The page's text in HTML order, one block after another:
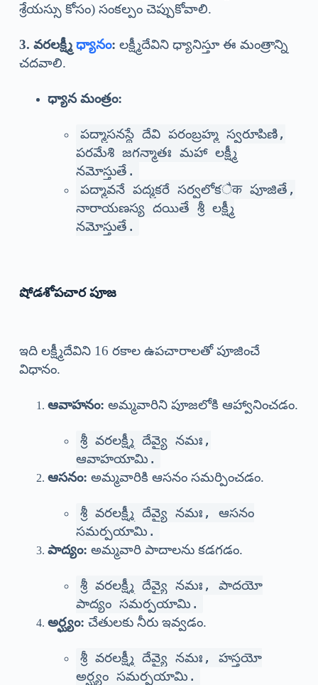
శ్రేయస్సు కోసం) సంకల్పం చెప్పుకోవాలి.
3. వరలక్ష్మీ ధ్యానం: లక్ష్మీదేవిని ధ్యానిస్తూ ఈ మంత్రాన్ని
చదవాలి.
ధ్యాన మంత్రం:
పద్మాసనస్థే దేవి పరంబ్రహ్మ స్వరూపిణి,
పరమేశి జగన్మాతః మహా లక్ష్మీ
నమోస్తుతే.
పద్మావనే పద్మకరే సర్వలోకैक పూజితే,
నారాయణస్య దయితే శ్రీ లక్ష్మీ
నమోస్తుతే.
షోడశోపచార పూజ
ఇది లక్ష్మీదేవిని 16 రకాల ఉపచారాలతో పూజించే
విధానం.
ఆవాహనం: అమ్మవారిని పూజలోకి ఆహ్వానించడం.
శ్రీ వరలక్ష్మీ దేవ్యై నమః,
ఆవాహయామి.
ఆసనం: అమ్మవారికి ఆసనం సమర్పించడం.
శ్రీ వరలక్ష్మీ దేవ్యై నమః, ఆసనం
సమర్పయామి.
పాద్యం: అమ్మవారి పాదాలను కడగడం.
శ్రీ వరలక్ష్మీ దేవ్యై నమః, పాదయో
పాద్యం సమర్పయామి.
అర్ఘ్యం: చేతులకు నీరు ఇవ్వడం.
శ్రీ వరలక్ష్మీ దేవ్యై నమః, హస్తయో
అర్ఘ్యం సమర్పయామి.